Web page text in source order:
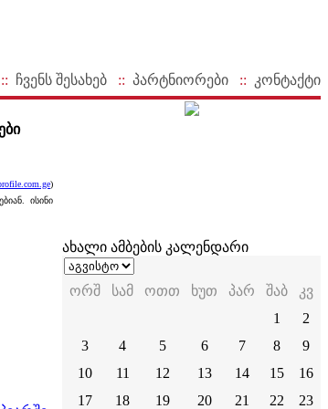
:: ჩვენს შესახებ :: პარტნიორები :: კონტაქტი
)
ისინი
ახალი ამბების კალენდარი
ორშ სამ ოთთ ხუთ პარ შაბ
კვ
1
2
3
4 5 6 7 8
9
10
11 12 13 14 15
16
17
18 19 20 21 22
23